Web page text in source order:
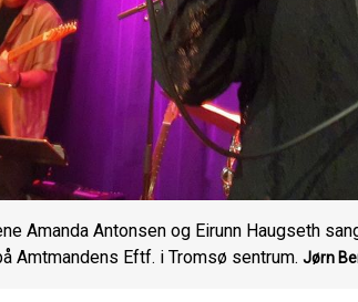
Amanda Antonsen og Eirunn Haugseth
Amtmandens Eftf. i Tromsø sentrum. Jørn